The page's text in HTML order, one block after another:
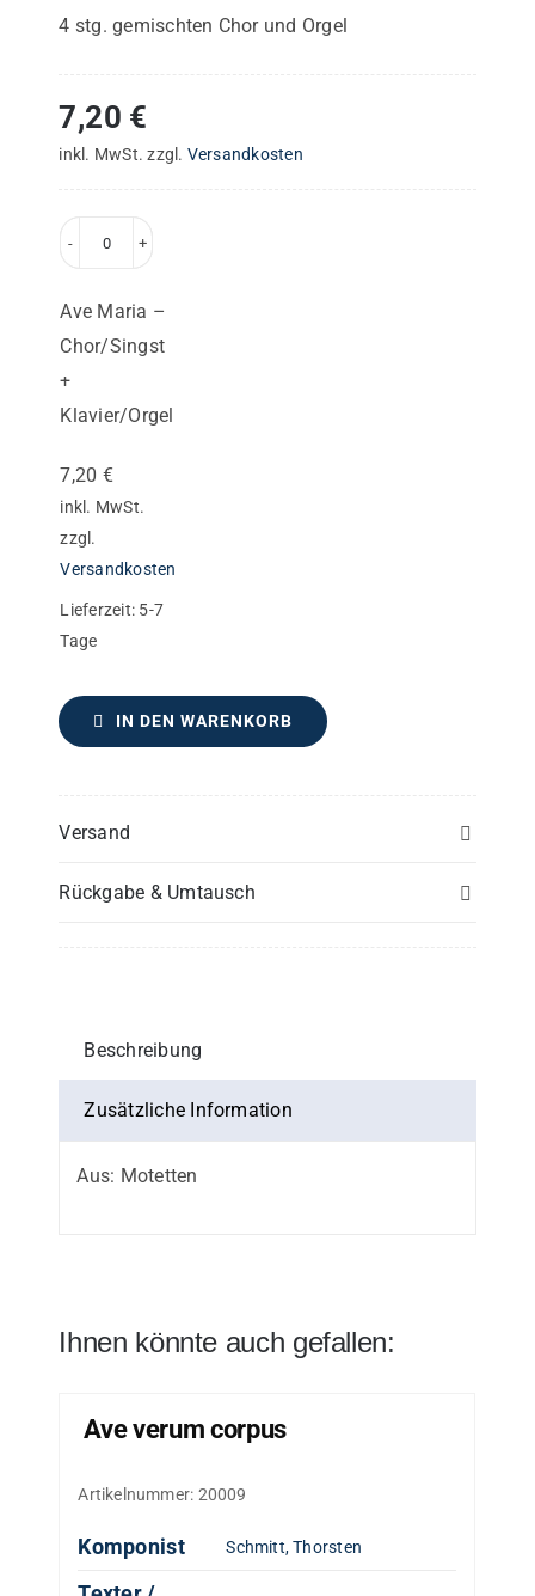
4 stg. gemischten Chor und Orgel
7,20 €
inkl. MwSt. zzgl. Versandkosten
Chor/Singst
Klavier/Orgel
Menge
Ave Maria –
Chor/Singst
+
Klavier/Orgel
7,20 €
inkl. MwSt.
zzgl.
Versandkosten
Lieferzeit: 5-7
Tage
IN DEN WARENKORB
Versand
Rückgabe & Umtausch
Beschreibung
Zusätzliche Information
Aus: Motetten
Ihnen könnte auch gefallen:
Ave verum corpus
Artikelnummer: 20009
Komponist Schmitt, Thorsten